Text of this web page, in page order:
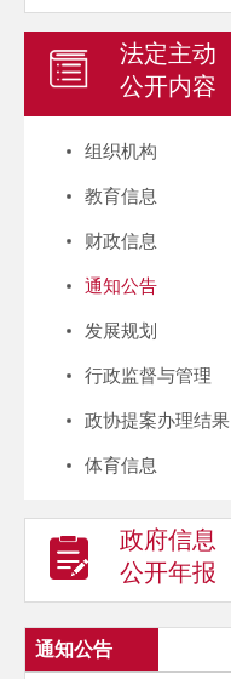
法定主动
公开内容
组织机构
教育信息
财政信息
通知公告
发展规划
行政监督与管理
政协提案办理结果
体育信息
政府信息
公开年报
通知公告